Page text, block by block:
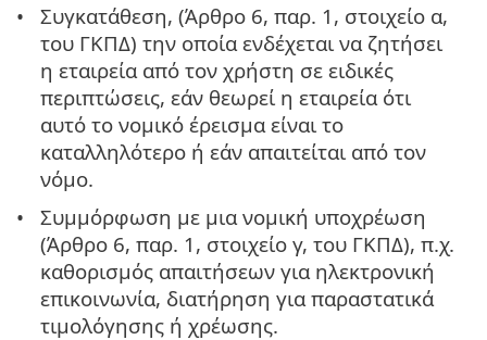
Συγκατάθεση, (Άρθρο 6, παρ. 1, στοιχείο α,
του ΓΚΠΔ) την οποία ενδέχεται να ζητήσει
η εταιρεία από τον χρήστη σε ειδικές
περιπτώσεις, εάν θεωρεί η εταιρεία ότι
αυτό το νομικό έρεισμα είναι το
καταλληλότερο ή εάν απαιτείται από τον
νόμο.
Συμμόρφωση με μια νομική υποχρέωση
(Άρθρο 6, παρ. 1, στοιχείο γ, του ΓΚΠΔ), π.χ.
καθορισμός απαιτήσεων για ηλεκτρονική
επικοινωνία, διατήρηση για παραστατικά
τιμολόγησης ή χρέωσης.